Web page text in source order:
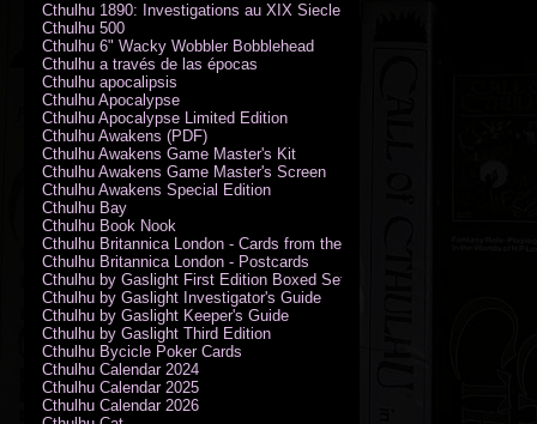
Cthulhu 1890: Investigations au XIX Siecle
Cthulhu 500
Cthulhu 6" Wacky Wobbler Bobblehead
Cthulhu a través de las épocas
Cthulhu apocalipsis
Cthulhu Apocalypse
Cthulhu Apocalypse Limited Edition
Cthulhu Awakens (PDF)
Cthulhu Awakens Game Master's Kit
Cthulhu Awakens Game Master's Screen
Cthulhu Awakens Special Edition
Cthulhu Bay
Cthulhu Book Nook
Cthulhu Britannica London - Cards from the Smoke
Cthulhu Britannica London - Postcards
Cthulhu by Gaslight First Edition Boxed Set
Cthulhu by Gaslight Investigator's Guide
Cthulhu by Gaslight Keeper's Guide
Cthulhu by Gaslight Third Edition
Cthulhu Bycicle Poker Cards
Cthulhu Calendar 2024
Cthulhu Calendar 2025
Cthulhu Calendar 2026